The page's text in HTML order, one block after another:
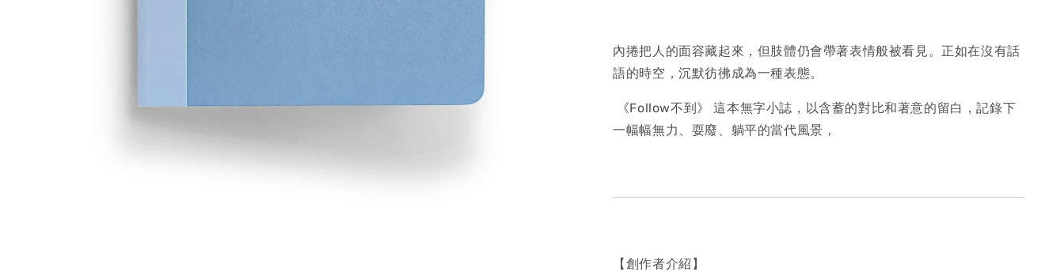
內捲把人的面容藏起來，但肢體仍會帶著表情般被看見。正如在沒有話
語的時空，沉默彷彿成為一種表態。
《Follow不到》 這本無字小誌，以含蓄的對比和著意的留白，記錄下
一幅幅無力、耍廢、躺平的當代風景，
【創作者介紹】